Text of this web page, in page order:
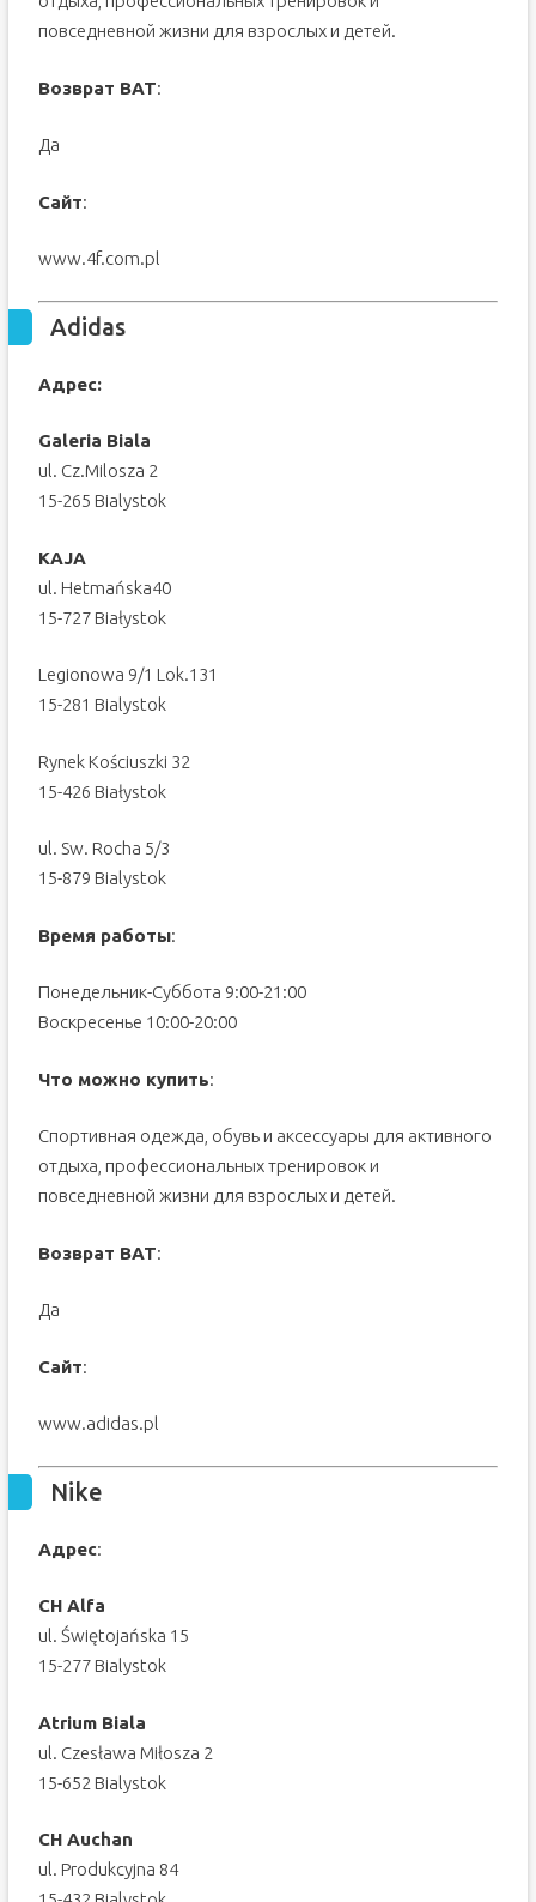
повседневной жизни для взрослых и детей.
Возврат ВАТ:
Да
Сайт:
www.4f.com.pl
Adidas
Адрес:
Galeria Biala
ul. Cz.Milosza 2
15-265 Bialystok
KAJA
ul. Hetmańska40
15-727 Białystok
Legionowa 9/1 Lok.131
15-281 Bialystok
Rynek Kościuszki 32
15-426 Białystok
ul. Sw. Rocha 5/3
15-879 Bialystok
Время работы:
Понедельник-Суббота 9:00-21:00
Воскресенье 10:00-20:00
Что можно купить:
Спортивная одежда, обувь и аксессуары для активного
отдыха, профессиональных тренировок и
повседневной жизни для взрослых и детей.
Возврат ВАТ:
Да
Сайт:
www.adidas.pl
Nike
Адрес:
CH Alfa
ul. Świętojańska 15
15-277 Bialystok
Atrium Biala
ul. Czesława Miłosza 2
15-652 Bialystok
CH Auchan
ul. Produkcyjna 84